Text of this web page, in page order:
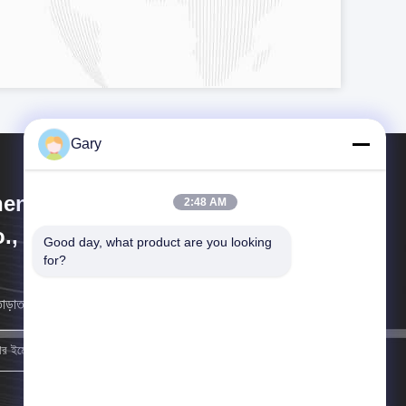
Hengyang Industrial
Ltd
সম্ভব আমরা আপনার কাছে ফিরে আসব।
Gary
2:48 AM
Good day, what product are you looking
for?